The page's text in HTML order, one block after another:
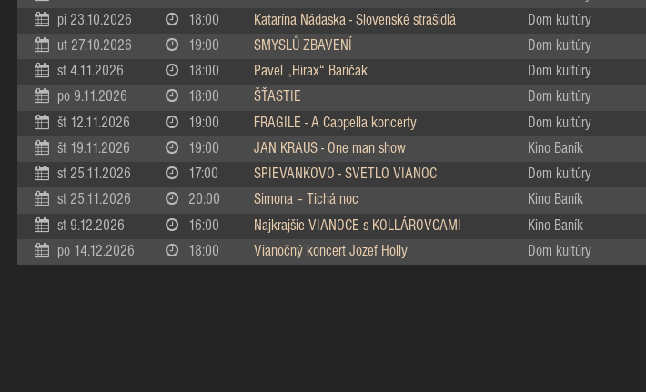
pi 23.10.2026 18:00 Katarína Nádaska - Slovenské strašidlá Dom kultúry
ut 27.10.2026 19:00 SMYSLŮ ZBAVENÍ Dom kultúry
st 4.11.2026 18:00 Pavel „Hirax“ Baričák Dom kultúry
po 9.11.2026 18:00 ŠŤASTIE Dom kultúry
št 12.11.2026 19:00 FRAGILE - A Cappella koncerty Dom kultúry
št 19.11.2026 19:00 JAN KRAUS - One man show Kino Baník
st 25.11.2026 17:00 SPIEVANKOVO - SVETLO VIANOC Dom kultúry
st 25.11.2026 20:00 Simona – Tichá noc Kino Baník
st 9.12.2026 16:00 Najkrajšie VIANOCE s KOLLÁROVCAMI Kino Baník
po 14.12.2026 18:00 Vianočný koncert Jozef Holly Dom kultúry